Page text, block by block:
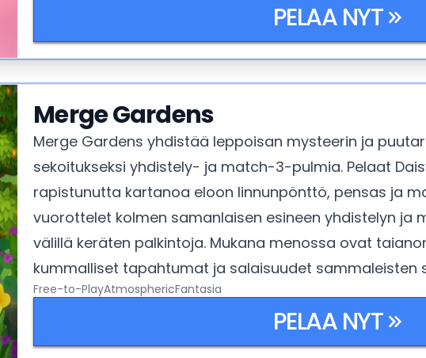
PELAA NYT
Merge Gardens
Merge Gardens yhdistää leppoisan mysteerin ja
sekoitukseksi yhdistely- ja match-3-pulmia. Pelaat
rapistunutta kartanoa eloon linnunpönttö, pensas ja
vuorottelet kolmen samanlaisen esineen yhdistelyn ja
välillä keräten palkintoja. Mukana menossa ovat
kummalliset tapahtumat ja salaisuudet sammaleisten
Tämä on rento mutta koukuttavan hidas mobiilipeli –
puutarhasimulaattoria, ja ennen kaikkea todellinen
Free-to-PlayAtmosphericFantasia
PELAA NYT